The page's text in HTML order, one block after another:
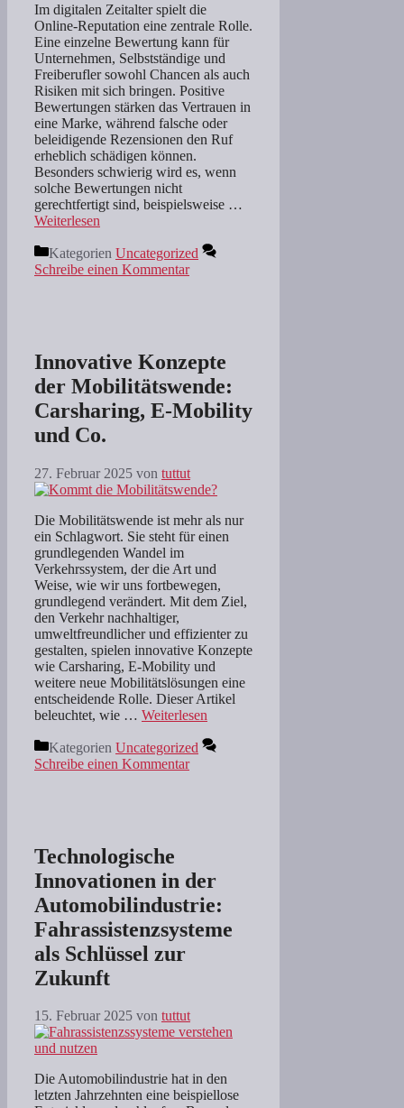
Im digitalen Zeitalter spielt die
Online-Reputation eine zentrale Rolle.
Eine einzelne Bewertung kann für
Unternehmen, Selbstständige und
Freiberufler sowohl Chancen als auch
Risiken mit sich bringen. Positive
Bewertungen stärken das Vertrauen in
eine Marke, während falsche oder
beleidigende Rezensionen den Ruf
erheblich schädigen können.
Besonders schwierig wird es, wenn
solche Bewertungen nicht
gerechtfertigt sind, beispielsweise …
Weiterlesen
Kategorien Uncategorized
Schreibe einen Kommentar
Innovative Konzepte
der Mobilitätswende:
Carsharing, E-Mobility
und Co.
27. Februar 2025 von tuttut
Die Mobilitätswende ist mehr als nur
ein Schlagwort. Sie steht für einen
grundlegenden Wandel im
Verkehrssystem, der die Art und
Weise, wie wir uns fortbewegen,
grundlegend verändert. Mit dem Ziel,
den Verkehr nachhaltiger,
umweltfreundlicher und effizienter zu
gestalten, spielen innovative Konzepte
wie Carsharing, E-Mobility und
weitere neue Mobilitätslösungen eine
entscheidende Rolle. Dieser Artikel
beleuchtet, wie … Weiterlesen
Kategorien Uncategorized
Schreibe einen Kommentar
Technologische
Innovationen in der
Automobilindustrie:
Fahrassistenzsysteme
als Schlüssel zur
Zukunft
15. Februar 2025 von tuttut
Die Automobilindustrie hat in den
letzten Jahrzehnten eine beispiellose